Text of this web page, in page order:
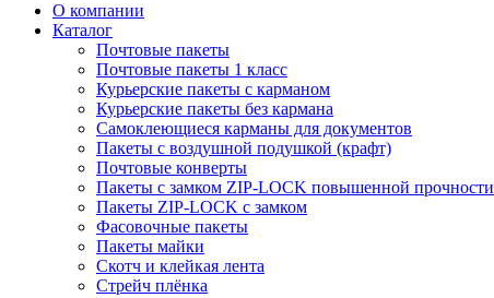
О компании
Каталог
Почтовые пакеты
Почтовые пакеты 1 класс
Курьерские пакеты с карманом
Курьерские пакеты без кармана
Самоклеющиеся карманы для документов
Пакеты с воздушной подушкой (крафт)
Почтовые конверты
Пакеты с замком ZIP-LOCK повышенной прочности
Пакеты ZIP-LOCK с замком
Фасовочные пакеты
Пакеты майки
Скотч и клейкая лента
Стрейч плёнка